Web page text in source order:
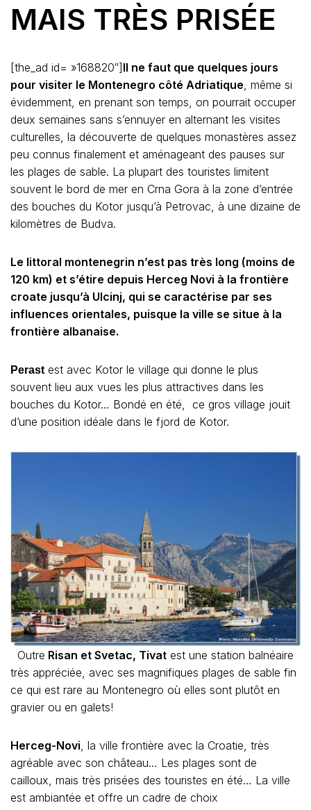
MAIS TRÈS PRISÉE
[the_ad id= »168820″]Il ne faut que quelques jours
pour visiter le Montenegro côté Adriatique , même si
évidemment, en prenant son temps, on pourrait occuper
deux semaines sans s’ennuyer en alternant les visites
culturelles, la découverte de quelques monastères assez
peu connus finalement et aménageant des pauses sur
les plages de sable. La plupart des touristes limitent
souvent le bord de mer en Crna Gora à la zone d’entrée
des bouches du Kotor jusqu’à Petrovac, à une dizaine de
kilomètres de Budva.
Le littoral montenegrin n’est pas très long (moins de
120 km) et s’étire depuis Herceg Novi à la frontière
croate jusqu’à Ulcinj, qui se caractérise par ses
influences orientales, puisque la ville se situe à la
frontière albanaise.
Perast est avec Kotor le village qui donne le plus
souvent lieu aux vues les plus attractives dans les
bouches du Kotor… Bondé en été, ce gros village jouit
d’une position idéale dans le fjord de Kotor.
Outre Risan et Svetac, Tivat est une station balnéaire
très appréciée, avec ses magnifiques plages de sable fin
ce qui est rare au Montenegro où elles sont plutôt en
gravier ou en galets!
Herceg-Novi , la ville frontière avec la Croatie, très
agréable avec son château… Les plages sont de
cailloux, mais très prisées des touristes en été… La ville
est ambiantée et offre un cadre de choix